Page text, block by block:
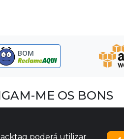
BOM
ME OS BONS
poderá utilizar